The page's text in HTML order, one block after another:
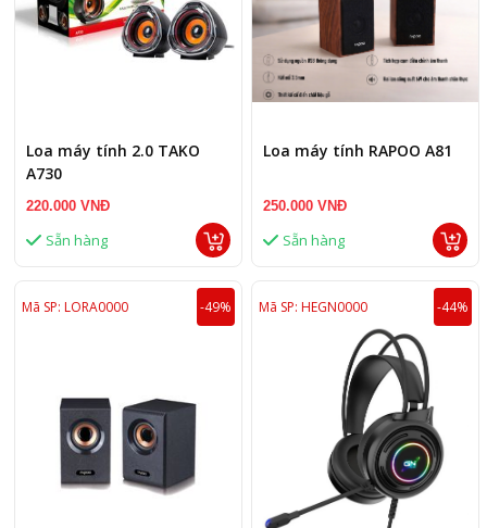
Loa máy tính 2.0 TAKO
A730
220.000 VNĐ
Sẵn hàng
Loa máy tính RAPOO A81
250.000 VNĐ
Sẵn hàng
Mã SP: LORA0000 -49% Mã SP: HEGN0000 -44%